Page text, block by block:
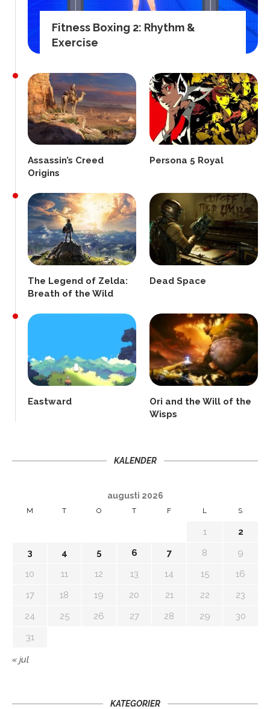
Fitness Boxing 2: Rhythm &
Exercise
Assassin’s Creed
Origins
Persona 5 Royal
The Legend of Zelda:
Breath of the Wild
Dead Space
Eastward
Ori and the Will of the
Wisps
KALENDER
augusti 2026
M T O T F L S
1
2
3
4 5 6 7 8
9
10
11 12 13 14 15
16
17
18 19 20 21 22
23
24
25 26 27 28 29
30
31
« jul
KATEGORIER